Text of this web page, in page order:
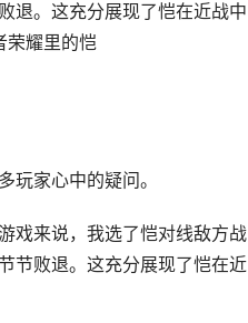
退。这充分展现了恺在近战中
荣耀里的恺
玩家心中的疑问。
戏来说，我选了恺对线敌方战
节败退。这充分展现了恺在近